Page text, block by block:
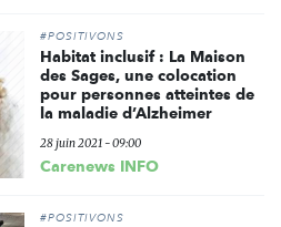
#POSITIVONS
Habitat inclusif : La Maison
des Sages, une colocation
pour personnes atteintes de
la maladie d’Alzheimer
28 juin 2021 - 09:00
Carenews INFO
#POSITIVONS